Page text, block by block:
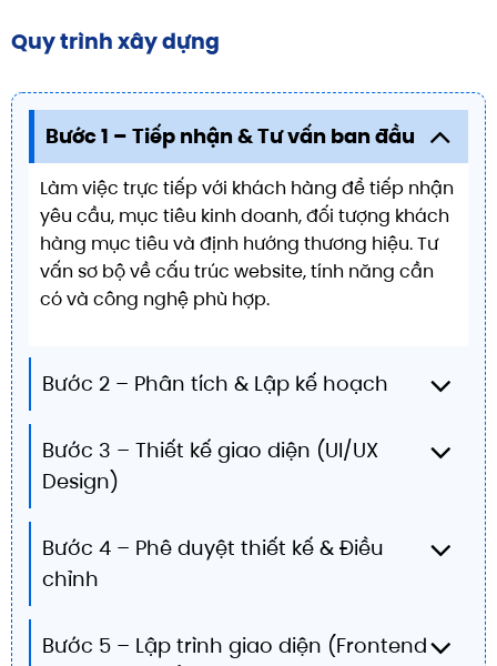
Quy trình xây dựng
Bước 1 – Tiếp nhận & Tư vấn ban đầu
Làm việc trực tiếp với khách hàng để tiếp nhận
yêu cầu, mục tiêu kinh doanh, đối tượng khách
hàng mục tiêu và định hướng thương hiệu. Tư
vấn sơ bộ về cấu trúc website, tính năng cần
có và công nghệ phù hợp.
Bước 2 – Phân tích & Lập kế hoạch
Bước 3 – Thiết kế giao diện (UI/UX
Design)
Bước 4 – Phê duyệt thiết kế & Điều
chỉnh
Bước 5 – Lập trình giao diện (Frontend